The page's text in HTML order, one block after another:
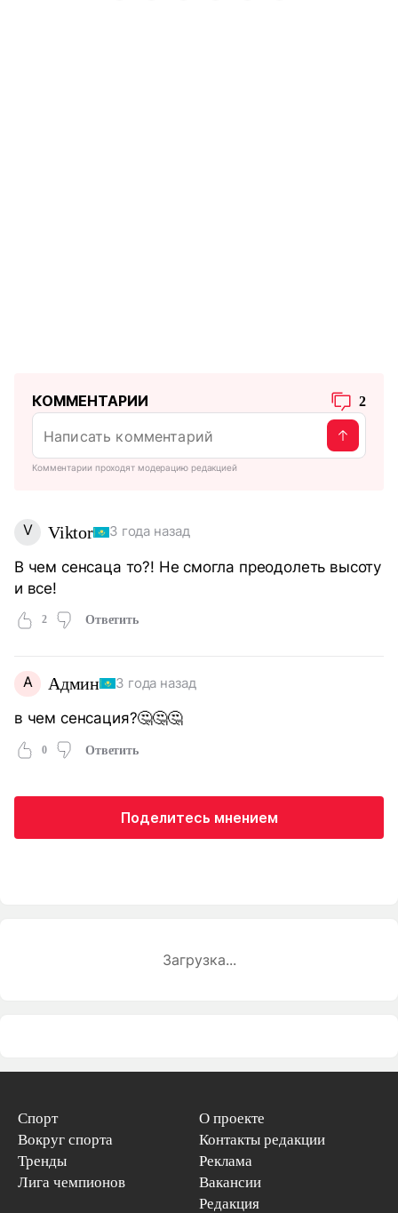
КОММЕНТАРИИ 2
Комментарии проходят модерацию редакцией
V Viktor 3 года назад
В чем сенсаца то?! Не смогла преодолеть высоту
и все!
2 Ответить
А Админ 3 года назад
в чем сенсация?🤔🤔🤔
0 Ответить
Поделитесь мнением
Загрузка...
Спорт
Вокруг спорта
Тренды
Лига чемпионов
О проекте
Контакты редакции
Реклама
Вакансии
Редакция